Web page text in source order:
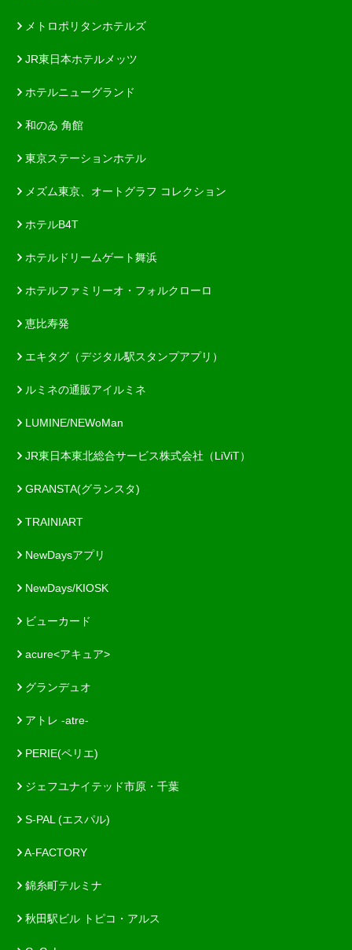
メトロポリタンホテルズ
JR東日本ホテルメッツ
ホテルニューグランド
和のゐ 角館
東京ステーションホテル
メズム東京、オートグラフ コレクション
ホテルB4T
ホテルドリームゲート舞浜
ホテルファミリーオ・フォルクローロ
恵比寿発
エキタグ（デジタル駅スタンプアプリ）
ルミネの通販アイルミネ
LUMINE/NEWoMan
JR東日本東北総合サービス株式会社（LiViT）
GRANSTA(グランスタ)
TRAINIART
NewDaysアプリ
NewDays/KIOSK
ビューカード
acure<アキュア>
グランデュオ
アトレ -atre-
PERIE(ペリエ)
ジェフユナイテッド市原・千葉
S-PAL (エスパル)
A-FACTORY
錦糸町テルミナ
秋田駅ビル トピコ・アルス